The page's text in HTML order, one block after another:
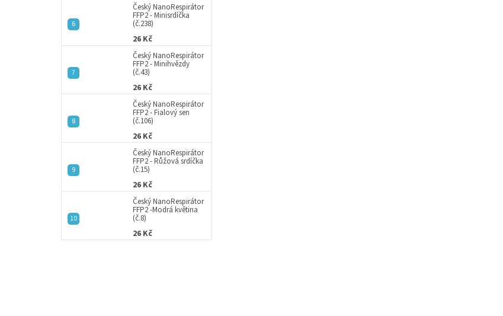
Český NanoRespirátor
FFP2 - Minisrdíčka
(č.238)
26 Kč
Český NanoRespirátor
FFP2 - Minihvězdy
(č.43)
26 Kč
Český NanoRespirátor
FFP2 - Fialový sen
(č.106)
26 Kč
Český NanoRespirátor
FFP2 - Růžová srdíčka
(č.15)
26 Kč
Český NanoRespirátor
FFP2 -Modrá květina
(č.8)
26 Kč